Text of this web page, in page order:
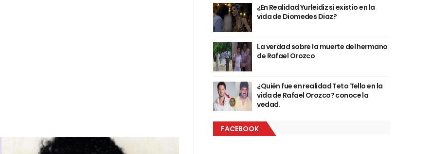
¿En Realidad Yurleidiz si existio en la
vida de Diomedes Diaz?
La verdad sobre la muerte del hermano
de Rafael Orozco
¿Quién fue en realidad Teto Tello en la
vida de Rafael Orozco? conoce la
vedad.
FACEBOOK